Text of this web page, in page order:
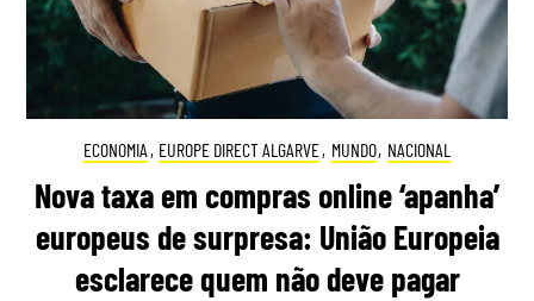
ECONOMIA , EUROPE DIRECT ALGARVE, MUNDO, NACIONAL
Nova taxa em compras online ‘apanha’
europeus de surpresa: União Europeia
esclarece quem não deve pagar